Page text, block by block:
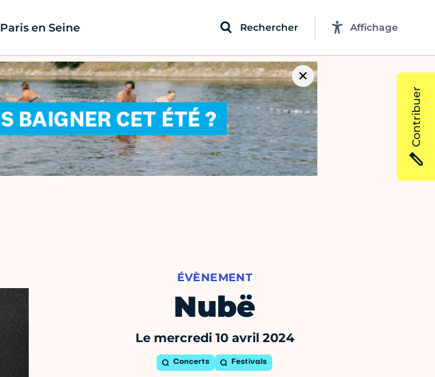
Paris en Seine Rechercher Affichage
ÉVÈNEMENT
Nubë
Le mercredi 10 avril 2024
Concerts Festivals
Contribuer